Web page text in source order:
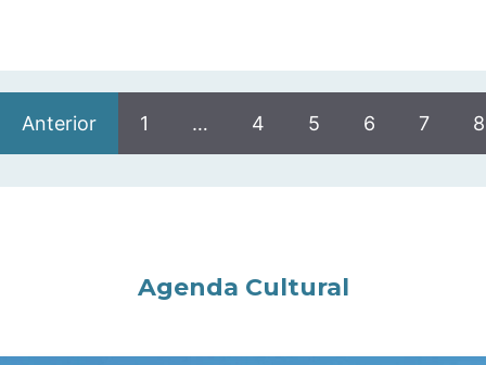
Anterior 1 … 4 5 6 7 8
Agenda Cultural